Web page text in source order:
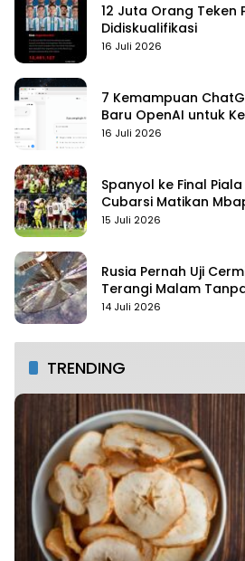
12 Juta Orang Teken
Didiskualifikasi
16 Juli 2026
7 Kemampuan
Baru OpenAI untuk
16 Juli 2026
Spanyol ke Final
Cubarsi Matikan
15 Juli 2026
Rusia Pernah Uji
Terangi Malam
14 Juli 2026
TRENDING